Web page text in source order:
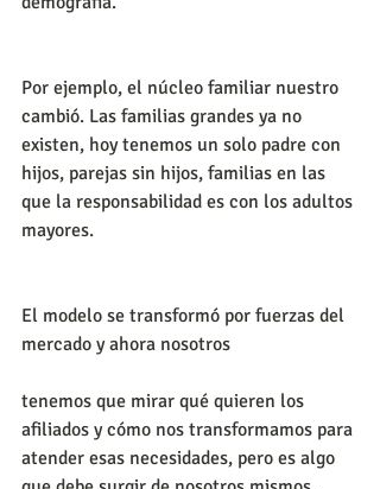
Por ejemplo, el núcleo familiar nuestro
cambió. Las familias grandes ya no
existen, hoy tenemos un solo padre con
hijos, parejas sin hijos, familias en las
que la responsabilidad es con los adultos
mayores.
El modelo se transformó por fuerzas del
mercado y ahora nosotros
tenemos que mirar qué quieren los
afiliados y cómo nos transformamos para
atender esas necesidades, pero es algo